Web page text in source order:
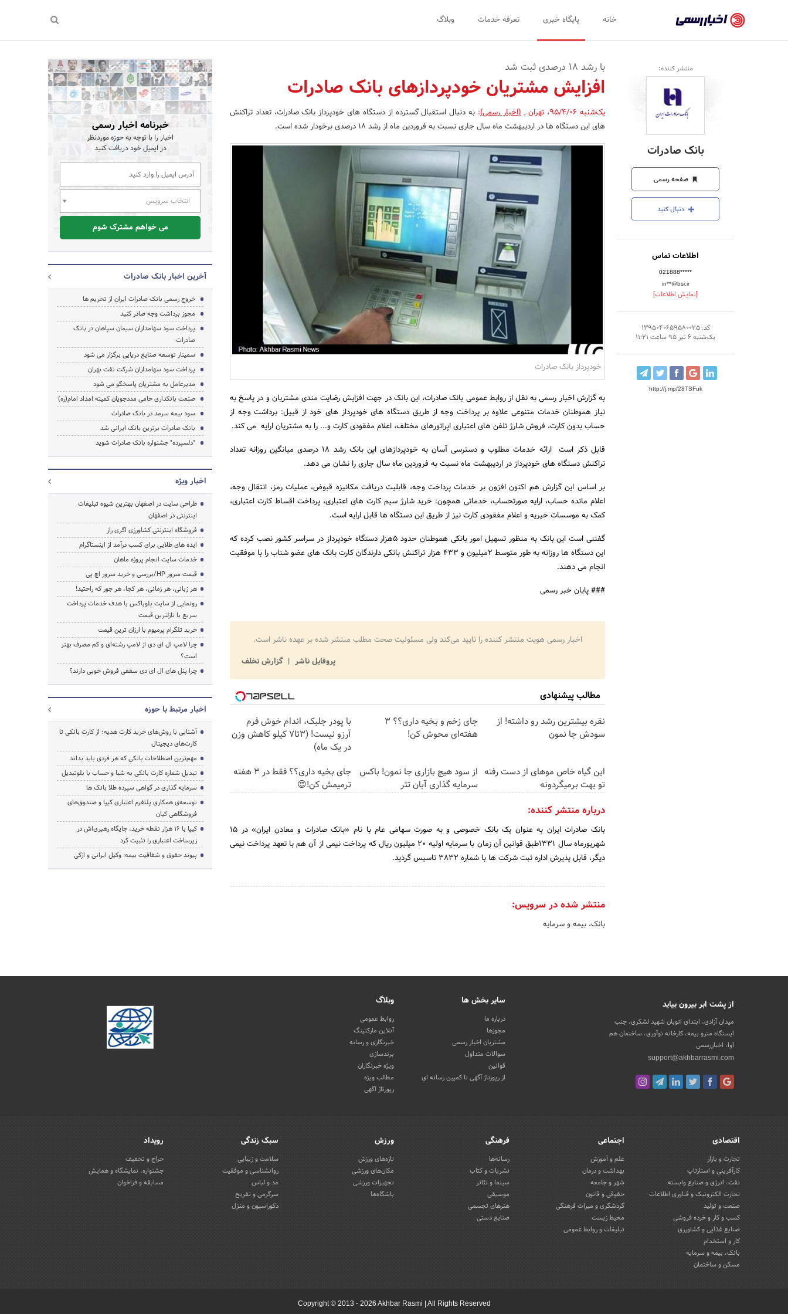
رسمی
-
اخبار
تایید
شده
شرکت‌ها،
سازمان‌ها
و
روابط
عمومی‌ها
خانه پایگاه خبری تعرفه خدمات وبلاگ
منتشر کننده:
بانک صادرات
صفحه رسمی
دنبال کنید
اطلاعات تماس
021888*****
in**@bsi.ir
[نمایش اطلاعات]
کد: 1395040659580025
یک‌شنبه 6 تیر 95 ساعت 11:21
http://j.mp/28TSFuk
با رشد 18 درصدی ثبت شد
افزایش مشتریان خودپردازهای بانک صادرات
یک‌شنبه 95/4/06 ، تهران ,(اخبار رسمی): به دنبال استقبال گسترده از دستگاه های خودپرداز بانک صادرات، تعداد تراکنش
های این دستگاه ها در اردیبهشت ماه سال جاری نسبت به فروردین ماه از رشد 18 درصدی برخودار شده است.
خودپرداز بانک صادرات
به گزارش اخبار رسمی به نقل از روابط عمومی بانک صادرات، این بانک در جهت افزایش رضایت مندی مشتریان و در پاسخ به
نیاز هموطنان خدمات متنوعی علاوه بر پرداخت وجه از طریق دستگاه های خودپرداز های خود از قبیل: برداشت وجه از
حساب بدون کارت، فروش شارژ تلفن های اعتباری اپراتورهای مختلف، اعلام مفقودی کارت و... را به مشتریان ارایه می کند.
قابل ذکر است ارائه خدمات مطلوب و دسترسی آسان به خودپردازهای این بانک رشد 18 درصدی میانگین روزانه تعداد
تراکنش دستگاه های خودپرداز در اردیبهشت ماه نسبت به فروردین ماه سال جاری را نشان می دهد.
بر اساس این گزارش هم اکنون افزون بر خدمات پرداخت وجه، قابلیت دریافت مکانیزه قبوض، عملیات رمز، انتقال وجه،
اعلام مانده حساب، ارایه صورتحساب، خدماتی همچون: خرید شارژ سیم کارت های اعتباری، پرداخت اقساط کارت اعتباری،
کمک به موسسات خیریه و اعلام مفقودی کارت نیز از طریق این دستگاه ها قابل ارایه است.
گفتنی است این بانک به منظور تسهیل امور بانکی هموطنان حدود 5هزار دستگاه خودپرداز در سراسر کشور نصب کرده که
این دستگاه ها روزانه به طور متوسط 2میلیون و 433 هزار تراکنش بانکی دارندگان کارت بانک های عضو شتاب را با موفقیت
انجام می دهند.
### پایان خبر رسمی
اخبار رسمی هویت منتشر کننده را تایید می‌کند ولی مسئولیت صحت مطلب منتشر شده بر عهده ناشر است.
پروفایل ناشر
گزارش تخلف
مطالب پیشنهادی
نقره بیشترین رشد رو داشته! از
سودش جا نمون
جای زخم و بخیه داری؟؟ 3
هفته‌ای محوش کن!
با پودر جلبک، اندام خوش فرم
آرزو نیست! (3تا7 کیلو کاهش وزن
در یک ماه)
این گیاه خاص موهای از دست رفته
تو بهت برمیگردونه
از سود هیچ بازاری جا نمون! باکس
سرمایه گذاری آبان تتر
جای بخیه داری؟؟ فقط در 3 هفته
ترمیمش کن!😍
درباره منتشر کننده:
بانک صادرات ایران به عنوان یک بانک خصوصی و به صورت سهامی عام با نام «بانک صادرات و معادن ایران» در 15
شهریورماه سال 1331طبق قوانین آن زمان با سرمایه اولیه 20 میلیون ریال که پرداخت نیمی از آن هم با تعهد پرداخت نیمی
دیگر، قابل پذیرش اداره ثبت شرکت ها با شماره 3832 تاسیس گردید.
منتشر شده در سرویس:
بانک، بیمه و سرمایه
خبرنامه اخبار رسمی
اخبار را با توجه به حوزه موردنظر
در ایمیل خود دریافت کنید
انتخاب سرویس
می خواهم مشترک شوم
آخرین اخبار بانک صادرات
خروج رسمی بانک صادرات ایران از تحریم ها
مجوز برداشت وجه صادر کنید
پرداخت سود سهامداران سیمان سپاهان در بانک
صادرات
سمینار توسعه صنایع دریایی برگزار می شود
پرداخت سود سهامداران شرکت نفت بهران
مدیرعامل به مشتریان پاسخگو می شود
صنعت بانکداری حامی مددجویان کمیته امداد امام(ره)
سود بیمه سرمد در بانک صادرات
بانک صادرات برترین بانک ایرانی شد
"دلسپرده" جشنواره بانک صادرات شوید
اخبار ویژه
طراحی سایت در اصفهان بهترین شیوه تبلیغات
اینترنتی در اصفهان
فروشگاه اینترنتی کشاورزی اگری راز
ایده های طلایی برای کسب درآمد از اینستاگرام
خدمات سایت انجام پروژه ماهان
قیمت سرور HP/بررسی و خرید سرور اچ پی
هر زبانی، هر زمانی، هر کجا، هر جور که راحتید!
رونمایی از سایت بلوباکس با هدف خدمات پرداخت
سریع با نازلترین قیمت
خرید تلگرام پرمیوم با ارزان ترین قیمت
چرا لامپ ال ای دی از لامپ رشته‌ای و کم مصرف بهتر
است؟
چرا پنل های ال ای دی سقفی فروش خوبی دارند؟
اخبار مرتبط با حوزه
آشنایی با روش‌های خرید کارت هدیه؛ از کارت بانکی تا
کارت‌های دیجیتال
مهم‌ترین اصطلاحات بانکی که هر فردی باید بداند
تبدیل شماره کارت بانکی به شبا و حساب با بلوتبدیل
سرمایه گذاری در گواهی سپرده طلا بانک ها
توسعه‌ی همکاری‌ پلتفرم اعتباری کیپا و صندوق‌های
فروشگاهی کیان
کیپا با ۱۶ هزار نقطه خرید، جایگاه رهبری‌اش در
زیرساخت اعتباری را تثبیت کرد
پیوند حقوق و شفافیت بیمه: وکیل ایرانی و ازکی
از پشت ابر بیرون بیاید
میدان آزادی، ابتدای اتوبان شهید لشکری، جنب
ایستگاه مترو بیمه، کارخانه نوآوری، ساختمان هم
آوا، اخباررسمی
support@akhbarrasmi.com
سایر بخش ها
درباره ما
مجوزها
مشتریان اخبار رسمی
سوالات متداول
قوانین
از رپورتاژ آگهی تا کمپین رسانه ای
وبلاگ
روابط عمومی
آنلاین مارکتینگ
خبرنگاری و رسانه
برندسازی
ویژه خبرنگاران
مطالب ویژه
رپورتاژ آگهی
اقتصادی
تجارت و بازار
کارآفرینی و استارتاپ
نفت، انرژی و صنایع وابسته
تجارت الکترونیک و فناوری اطلاعات
صنعت و تولید
کسب و کار و خرده فروشی
صنایع غذایی و کشاورزی
کار و استخدام
بانک، بیمه و سرمایه
مسکن و ساختمان
اجتماعی
علم و آموزش
بهداشت و درمان
شهر و جامعه
حقوقی و قانون
گردشگری و میراث فرهنگی
محیط زیست
تبلیغات و روابط عمومی
فرهنگی
رسانه‌ها
نشریات و کتاب
سینما و تئاتر
موسیقی
هنرهای تجسمی
صنایع دستی
ورزش
تازه‌های ورزش
مکان‌های ورزشی
تجهیزات ورزشی
باشگاه‌ها
سبک زندگی
سلامت و زیبایی
روانشناسی و موفقیت
مد و لباس
سرگرمی و تفریح
دکوراسیون و منزل
رویداد
حراج و تخفیف
جشنواره، نمایشگاه و همایش
مسابقه و فراخوان
Copyright © 2013 - 2026 Akhbar Rasmi All Rights Reserved